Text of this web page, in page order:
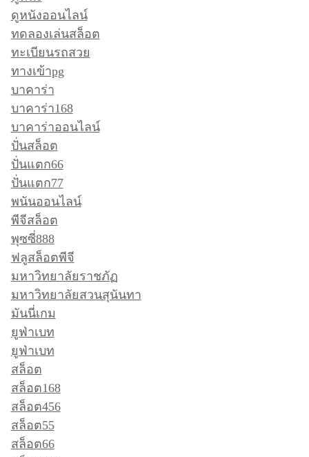
ดูหนังออนไลน์
ทดลองเล่นสล็อต
ทะเบียนรถสวย
ทางเข้าpg
บาคาร่า
บาคาร่า168
บาคาร่าออนไลน์
ปั่นสล็อต
ปั่นแตก66
ปั่นแตก77
พนันออนไลน์
พีจีสล็อต
พุซซี่888
ฟลูสล็อตพีจี
มหาวิทยาลัยราชภัฏ
มหาวิทยาลัยสวนสุนันทา
มันนี่เกม
ยูฟ่าเบท
ยูฟ่าเบท
สล็อต
สล็อต168
สล็อต456
สล็อต55
สล็อต66